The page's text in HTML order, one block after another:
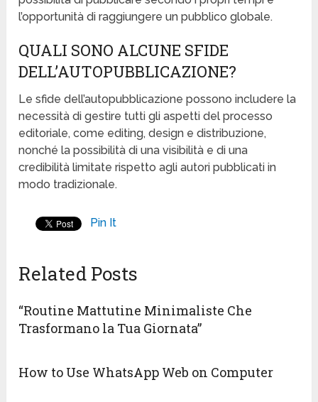
l’opportunità di raggiungere un pubblico globale.
QUALI SONO ALCUNE SFIDE
DELL’AUTOPUBBLICAZIONE?
Le sfide dell’autopubblicazione possono includere la
necessità di gestire tutti gli aspetti del processo
editoriale, come editing, design e distribuzione,
nonché la possibilità di una visibilità e di una
credibilità limitate rispetto agli autori pubblicati in
modo tradizionale.
Pin It
Related Posts
“Routine Mattutine Minimaliste Che
Trasformano la Tua Giornata”
How to Use WhatsApp Web on Computer